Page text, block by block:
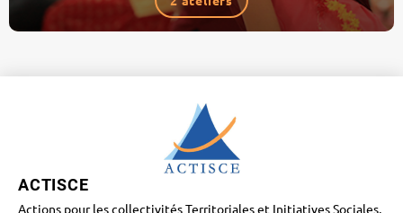
ACTISCE
Actions pour les collectivités Territoriales et Initiatives Sociales,